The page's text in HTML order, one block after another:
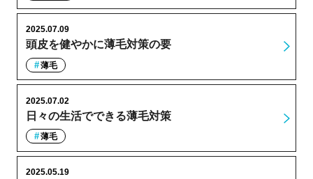
頭皮を健やかに薄毛対策の要
2025.07.09
薄毛
日々の生活でできる薄毛対策
2025.07.02
薄毛
2025.05.19